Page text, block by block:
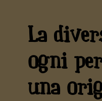
La
ogni
una